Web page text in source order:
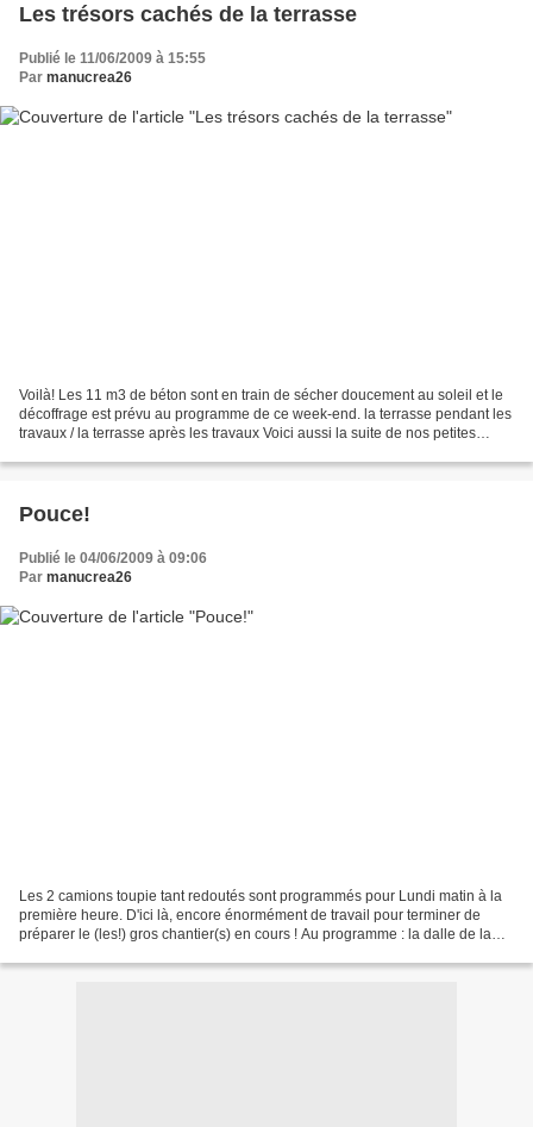
Les trésors cachés de la terrasse
Publié le 11/06/2009 à 15:55
Par manucrea26
Voilà! Les 11 m3 de béton sont en train de sécher doucement au soleil et le
décoffrage est prévu au programme de ce week-end. la terrasse pendant les
travaux / la terrasse après les travaux Voici aussi la suite de nos petites
Pouce!
Publié le 04/06/2009 à 09:06
Par manucrea26
Les 2 camions toupie tant redoutés sont programmés pour Lundi matin à la
première heure. D'ici là, encore énormément de travail pour terminer de
préparer le (les!) gros chantier(s) en cours ! Au programme : la dalle de la